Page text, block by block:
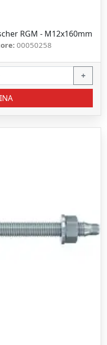
RGM - M12x160mm
00050258
+